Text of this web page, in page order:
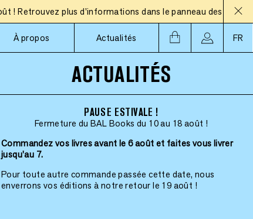
! Retrouvez plus d'informations dans le panneau des actualités.
À propos
Actualités FR
ACTUALITÉS
PAUSE ESTIVALE !
Fermeture du BAL Books du 10 au 18 août !
Commandez vos livres avant le 6 août et faites vous livrer
jusqu'au 7.
Pour toute autre commande passée cette date, nous
enverrons vos éditions à notre retour le 19 août !